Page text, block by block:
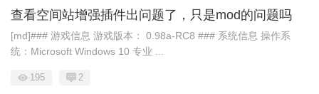
查看空间站增强插件出问题了，只是mod的问题吗
[md]### 游戏信息 游戏版本： 0.98a-RC8 ### 系统信息 操作系
统：Microsoft Windows 10 专业 ...
195 2